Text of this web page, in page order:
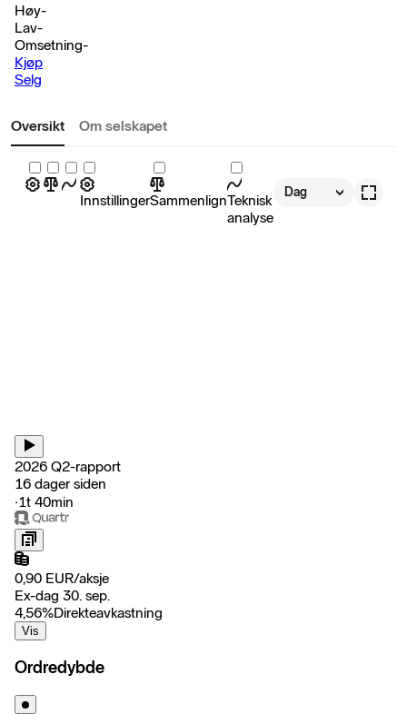
Høy-
Lav-
Omsetning-
Kjøp
Selg
Oversikt Om selskapet
InnstillingerSammenlignTeknisk
analyse
Dag
2026 Q2-rapport
16 dager siden
‧1t 40min
0,90 EUR/aksje
Ex-dag 30. sep.
4,56%Direkteavkastning
Vis
Ordredybde